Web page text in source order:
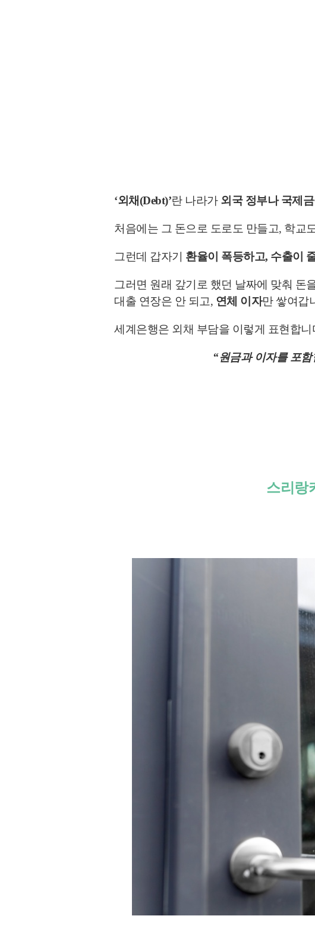
‘외채(Debt)’란 나라가 외국 정부나 국제
처음에는 그 돈으로 도로도 만들고, 학교
그런데 갑자기 환율이 폭등하고, 수출이
그러면 원래 갚기로 했던 날짜에 맞춰 돈
대출 연장은 안 되고, 연체 이자만 쌓여갑
세계은행은 외채 부담을 이렇게 표현합니
“원금과 이자를 포
스리랑